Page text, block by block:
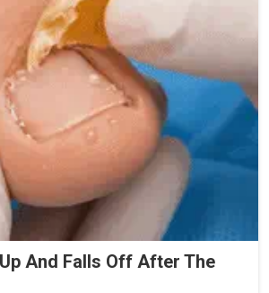
And Falls Off After The